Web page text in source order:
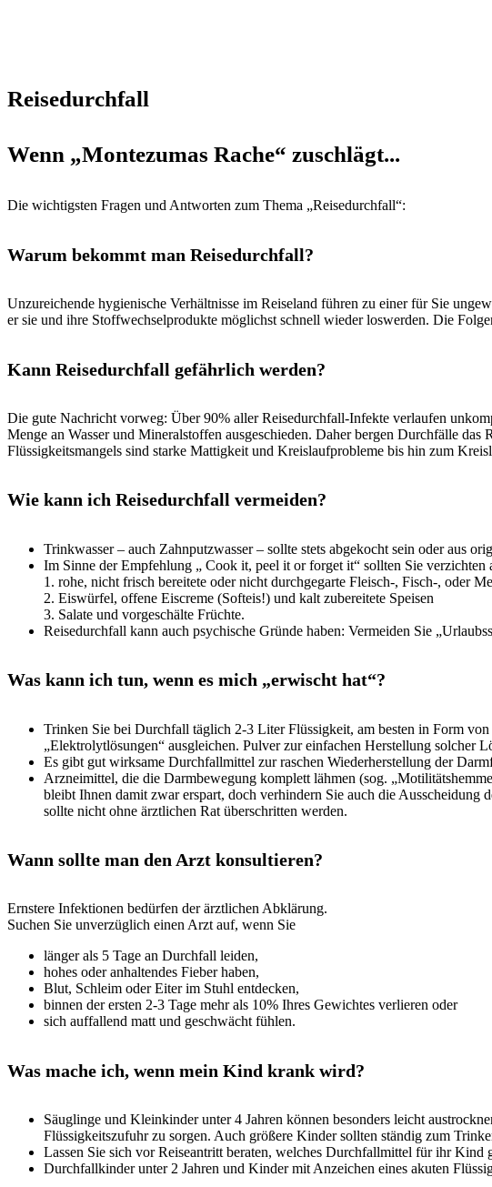
Reisedurchfall
Wenn „Montezumas Rache“ zuschlägt...
Die wichtigsten Fragen und Antworten zum Thema „Reisedurchfall“:
Warum bekommt man Reisedurchfall?
Unzureichende hygienische Verhältnisse im Reiseland führen zu einer für Sie
er sie und ihre Stoffwechselprodukte möglichst schnell wieder loswerden. Die
Kann Reisedurchfall gefährlich werden?
Die gute Nachricht vorweg: Über 90% aller Reisedurchfall-Infekte verlaufen
Menge an Wasser und Mineralstoffen ausgeschieden. Daher bergen Durchfälle
Flüssigkeitsmangels sind starke Mattigkeit und Kreislaufprobleme bis hin zum
Wie kann ich Reisedurchfall vermeiden?
Trinkwasser – auch Zahnputzwasser – sollte stets abgekocht sein oder aus
Im Sinne der Empfehlung „ Cook it, peel it or forget it“ sollten Sie verzichten
1. rohe, nicht frisch bereitete oder nicht durchgegarte Fleisch-, Fisch-, oder
2. Eiswürfel, offene Eiscreme (Softeis!) und kalt zubereitete Speisen
3. Salate und vorgeschälte Früchte.
Reisedurchfall kann auch psychische Gründe haben: Vermeiden Sie
Was kann ich tun, wenn es mich „erwischt hat“?
Trinken Sie bei Durchfall täglich 2-3 Liter Flüssigkeit, am besten in Form
„Elektrolytlösungen“ ausgleichen. Pulver zur einfachen Herstellung solcher
Es gibt gut wirksame Durchfallmittel zur raschen Wiederherstellung der
Arzneimittel, die die Darmbewegung komplett lähmen (sog.
bleibt Ihnen damit zwar erspart, doch verhindern Sie auch die
sollte nicht ohne ärztlichen Rat überschritten werden.
Wann sollte man den Arzt konsultieren?
Ernstere Infektionen bedürfen der ärztlichen Abklärung.
Suchen Sie unverzüglich einen Arzt auf, wenn Sie
länger als 5 Tage an Durchfall leiden,
hohes oder anhaltendes Fieber haben,
Blut, Schleim oder Eiter im Stuhl entdecken,
binnen der ersten 2-3 Tage mehr als 10% Ihres Gewichtes verlieren oder
sich auffallend matt und geschwächt fühlen.
Was mache ich, wenn mein Kind krank wird?
Säuglinge und Kleinkinder unter 4 Jahren können besonders leicht
Flüssigkeitszufuhr zu sorgen. Auch größere Kinder sollten ständig zum
Lassen Sie sich vor Reiseantritt beraten, welches Durchfallmittel für ihr
Durchfallkinder unter 2 Jahren und Kinder mit Anzeichen eines akuten